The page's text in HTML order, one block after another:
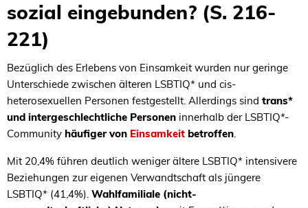
sozial eingebunden? (S. 216-
221)
Bezüglich des Erlebens von Einsamkeit wurden nur geringe
Unterschiede zwischen älteren LSBTIQ* und cis-
heterosexuellen Personen festgestellt. Allerdings sind trans*
und intergeschlechtliche Personen innerhalb der LSBTIQ*-
Community häufiger von Einsamkeit betroffen.
Mit 20,4% führen deutlich weniger ältere LSBTIQ* intensivere
Beziehungen zur eigenen Verwandtschaft als jüngere
LSBTIQ* (41,4%). Wahlfamiliale (nicht-